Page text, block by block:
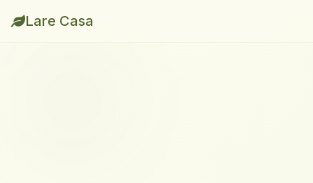
Lare Casa